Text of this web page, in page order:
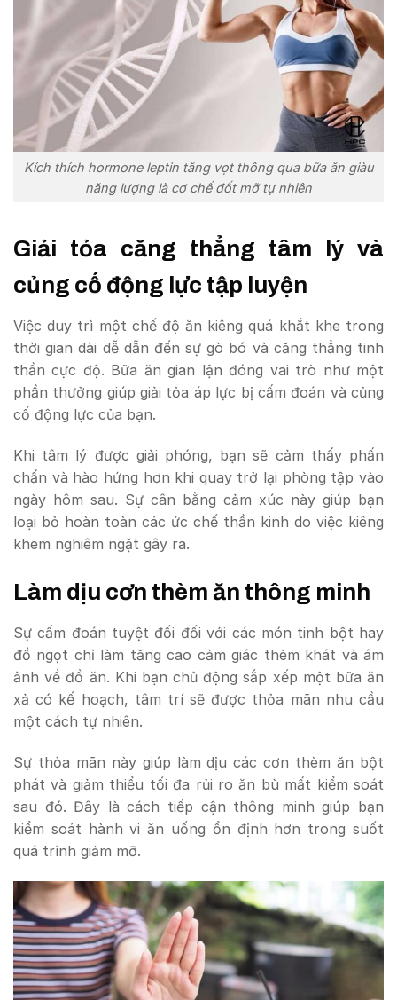
Kích thích hormone leptin tăng vọt thông qua bữa ăn giàu
năng lượng là cơ chế đốt mỡ tự nhiên
Giải tỏa căng thẳng tâm lý và
củng cố động lực tập luyện
Việc duy trì một chế độ ăn kiêng quá khắt khe trong
thời gian dài dễ dẫn đến sự gò bó và căng thẳng tinh
thần cực độ. Bữa ăn gian lận đóng vai trò như một
phần thưởng giúp giải tỏa áp lực bị cấm đoán và củng
cố động lực của bạn.
Khi tâm lý được giải phóng, bạn sẽ cảm thấy phấn
chấn và hào hứng hơn khi quay trở lại phòng tập vào
ngày hôm sau. Sự cân bằng cảm xúc này giúp bạn
loại bỏ hoàn toàn các ức chế thần kinh do việc kiêng
khem nghiêm ngặt gây ra.
Làm dịu cơn thèm ăn thông minh
Sự cấm đoán tuyệt đối đối với các món tinh bột hay
đồ ngọt chỉ làm tăng cao cảm giác thèm khát và ám
ảnh về đồ ăn. Khi bạn chủ động sắp xếp một bữa ăn
xả có kế hoạch, tâm trí sẽ được thỏa mãn nhu cầu
một cách tự nhiên.
Sự thỏa mãn này giúp làm dịu các cơn thèm ăn bột
phát và giảm thiểu tối đa rủi ro ăn bù mất kiểm soát
sau đó. Đây là cách tiếp cận thông minh giúp bạn
kiểm soát hành vi ăn uống ổn định hơn trong suốt
quá trình giảm mỡ.